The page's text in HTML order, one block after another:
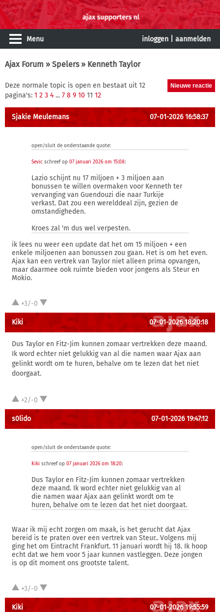
Menu inloggen aanmelden
Ajax Forum » Spelers» Kenneth Taylor
Deze normale topic is open en bestaat uit 12
pagina's: 1 2 3 4 ... 7 8 9 10 11 12
Sjakie Meulemans 07-01-2026 16:58:37
open/sluit de onderstaande quote:
Sevic schreef op 07 januari 2026 om 15:08:
Lazio schijnt nu 17 miljoen + 3 miljoen aan
bonussen te willen overmaken voor Kenneth ter
vervanging van Guendouzi die naar Turkije
verkast. Dat zou een werelddeal zijn, gezien de
omstandigheden.
Kroes zal 'm dus wel verpesten.
ik lees nu weer een update dat het om 15 miljoen + een
enkele miljoenen aan bonussen zou gaan. Het is om het even.
Ajax kan een vertrek van Taylor niet alleen prima opvangen,
maar daarmee ook ruimte bieden voor jongens als Steur en
Mokio.
+3/-0
Kiki 07-01-2026 18:20:18
Dus Taylor en Fitz-Jim kunnen zomaar vertrekken deze maand.
Ik word echter niet gelukkig van al die namen waar Ajax aan
gelinkt wordt om te huren, behalve om te lezen dat het niet
doorgaat.
+2/-0
s0lido 07-01-2026 19:47:12
open/sluit de onderstaande quote:
Kiki schreef op 07 januari 2026 om 18:20:
Dus Taylor en Fitz-Jim kunnen zomaar vertrekken
deze maand. Ik word echter niet gelukkig van al
die namen waar Ajax aan gelinkt wordt om te
huren, behalve om te lezen dat het niet doorgaat.
Waar ik mij echt zorgen om maak, is het gerucht dat Ajax
bereid is te praten over een vertrek van Steur.. Volgens mij
ging het om Eintracht Frankfurt. 11 januari wordt hij 18. Ik hoop
echt dat we hem voor 5 jaar kunnen vastleggen. Deze jongen
is op dit moment ons grootste talent.
+3/-0
Kiki 07-01-2026 19:55:59